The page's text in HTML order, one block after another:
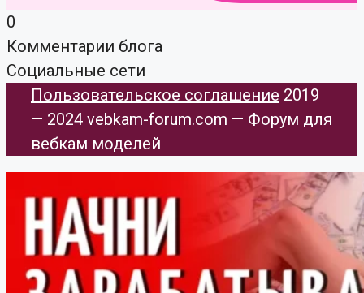
0
Комментарии блога
Социальные сети
Пользовательское соглашение ​ 2019
— 2024 vebkam-forum.com — Форум для
вебкам моделей